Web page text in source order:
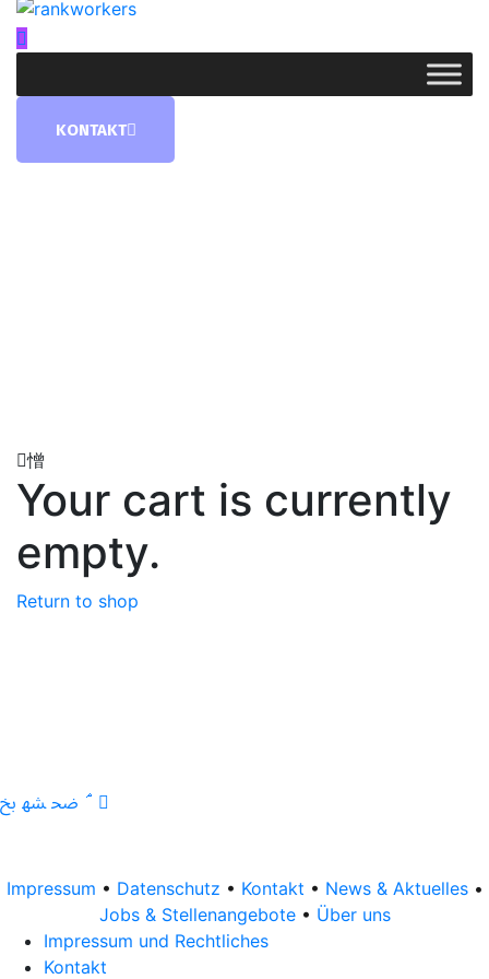
KONTAKT
Your cart is currently
empty.
Return to shop
Impressum • Datenschutz • Kontakt • News & Aktuelles•
Jobs & Stellenangebote• Über uns
Impressum und Rechtliches
Kontakt